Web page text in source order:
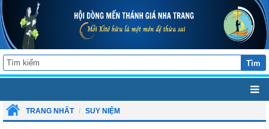
Tìm
TRANG NHẤT SUY NIỆM